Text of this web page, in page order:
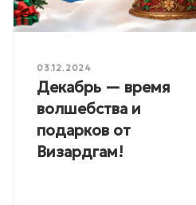
03.12.2024
Декабрь — время
волшебства и
подарков от
Визардгам!